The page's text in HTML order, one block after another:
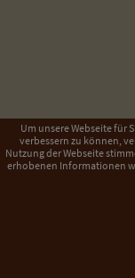
Um unsere Webseite für
verbessern zu können,
Nutzung der Webseite
erhobenen Informationen